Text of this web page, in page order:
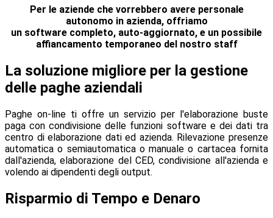
Per le aziende che vorrebbero avere personale
autonomo in azienda, offriamo
un software completo, auto-aggiornato, e un possibile
affiancamento temporaneo del nostro staff
La soluzione migliore per la gestione
delle paghe aziendali
Paghe on-line ti offre un servizio per l'elaborazione buste
paga con condivisione delle funzioni software e dei dati tra
centro di elaborazione dati ed azienda. Rilevazione presenze
automatica o semiautomatica o manuale o cartacea fornita
dall'azienda, elaborazione del CED, condivisione all'azienda e
volendo ai dipendenti degli output.
Risparmio di Tempo e Denaro